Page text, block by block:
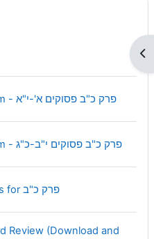
Let's Learn the Psukim - פרק כ"ב פסוקים א'-י"אPage
Let's Learn the Psukim - פרק כ"ב פסוקים י"ב-כ"גPage
22a Review Questions for פרק כ"בQuiz